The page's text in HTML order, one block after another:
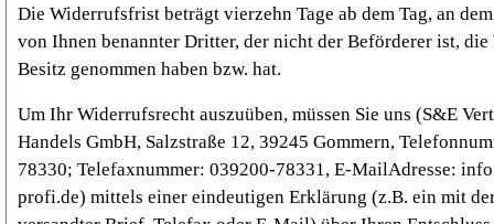
Die Widerrufsfrist beträgt vierzehn Tage ab dem Tag, an
von Ihnen benannter Dritter, der nicht der Beförderer ist, die
Besitz genommen haben bzw. hat.
Um Ihr Widerrufsrecht auszuüben, müssen Sie uns (S&E
Handels GmbH, Salzstraße 12, 39245 Gommern,
78330; Telefaxnummer: 039200-78331, E-MailAdresse:
profi.de) mittels einer eindeutigen Erklärung (z.B. ein mit